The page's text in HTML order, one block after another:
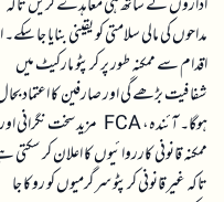
مداحوں کی مالی سلامتی کو یقینی بنایا جا
اقدام سے ممکنہ طور پر کرپٹو مارکیٹ میں
شفافیت بڑھے گی اور صارفین کا اعتماد
ہوگا۔ آئندہ، FCA مزید سخت نگرانی اور
ممکنہ قانونی کارروائیوں کا اعلان کر سکتی
تاکہ غیر قانونی کرپٹو سرگرمیوں کو روکا جا